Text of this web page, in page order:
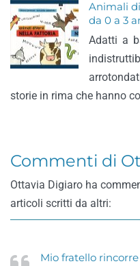
Animali
da 0 a 3
Adatti a
storie in rima che hanno
Commenti di
Ottavia Digiaro ha
articoli scritti da altri:
Mio fratello